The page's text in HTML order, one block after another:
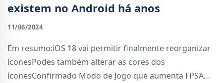
existem no Android há anos
11/06/2024
Em resumo:iOS 18 vai permitir finalmente reorganizar
íconesPodes também alterar as cores dos
íconesConfirmado Modo de Jogo que aumenta FPSA